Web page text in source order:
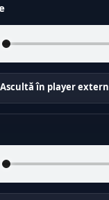
în player extern